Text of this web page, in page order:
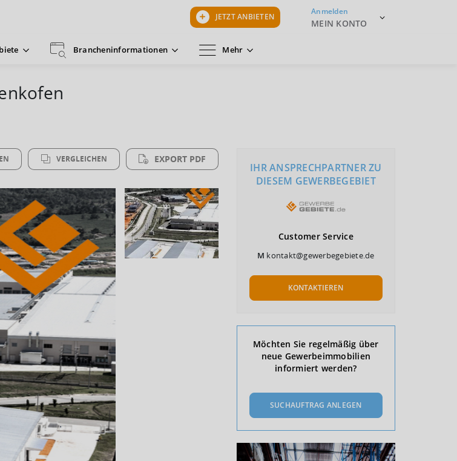
JETZT ANBIETEN
Anmelden
MEIN KONTO
Brancheninformationen Mehr
VERGLEICHEN EXPORT PDF
IHR ANSPRECHPARTNER ZU
DIESEM GEWERBEGEBIET
Customer Service
M kontakt@gewerbegebiete.de
KONTAKTIEREN
Möchten Sie regelmäßig über
neue Gewerbeimmobilien
informiert werden?
SUCHAUFTRAG ANLEGEN